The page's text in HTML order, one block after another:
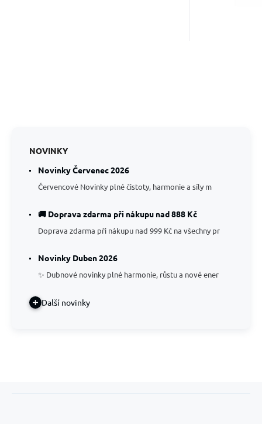
NOVINKY
Novinky Červenec 2026
Červencové Novinky plné čistoty, harmonie a síly m
🚚 Doprava zdarma při nákupu nad 888 Kč
Doprava zdarma při nákupu nad 999 Kč na všechny pr
Novinky Duben 2026
✨ Dubnové novinky plné harmonie, růstu a nové ener
Další novinky